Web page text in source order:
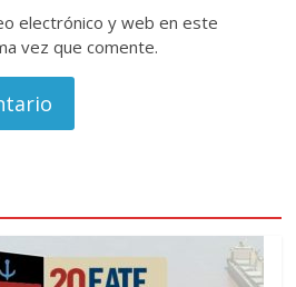
electrónico y web en este
vez que comente.